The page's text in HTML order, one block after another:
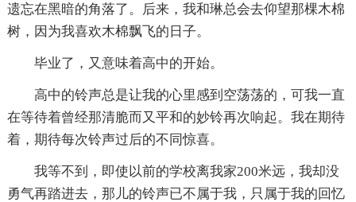
遗忘在黑暗的角落了。后来，我和琳总会去仰望那棵木棉
树，因为我喜欢木棉飘飞的日子。
毕业了，又意味着高中的开始。
高中的铃声总是让我的心里感到空荡荡的，可我一直
在等待着曾经那清脆而又平和的妙铃再次响起。我在期待
着，期待每次铃声过后的不同惊喜。
我等不到，即使以前的学校离我家200米远，我却没
勇气再踏进去，那儿的铃声已不属于我，只属于我的回忆